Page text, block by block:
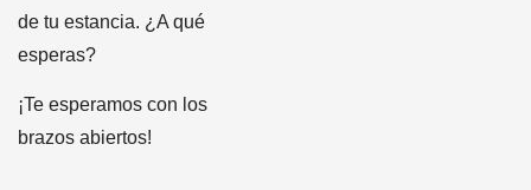
de tu estancia. ¿A qué
esperas?
¡Te esperamos con los
brazos abiertos!